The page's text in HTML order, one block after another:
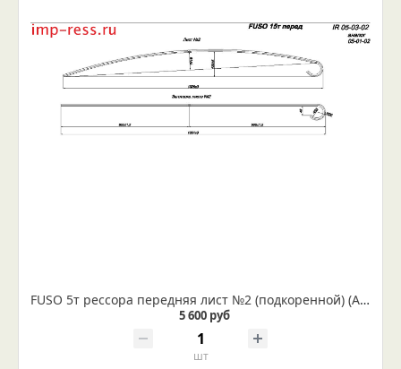
FUSO 5т рессора передняя лист №2 (подкоренной) (Арт. IR 05-03-02)
5 600 руб
шт